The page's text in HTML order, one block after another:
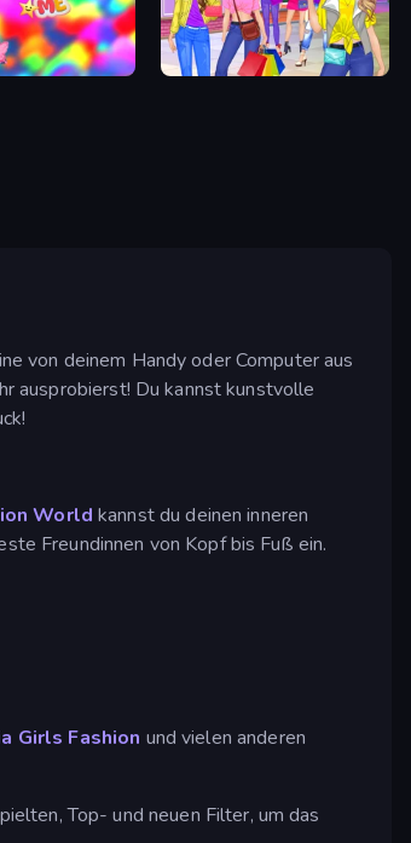
and Me Girl Dress Up
von deinem Handy oder Computer aus
ausprobierst! Du kannst kunstvolle
World kannst du deinen inneren
Freundinnen von Kopf bis Fuß ein.
Girls Fashion und vielen anderen
Top- und neuen Filter, um das